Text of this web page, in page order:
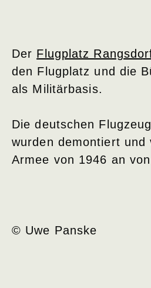
Der Flugplatz
den Flugplatz und die
als Militärbasis.
Die deutschen
wurden demontiert
Armee von 1946 an
© Uwe Panske